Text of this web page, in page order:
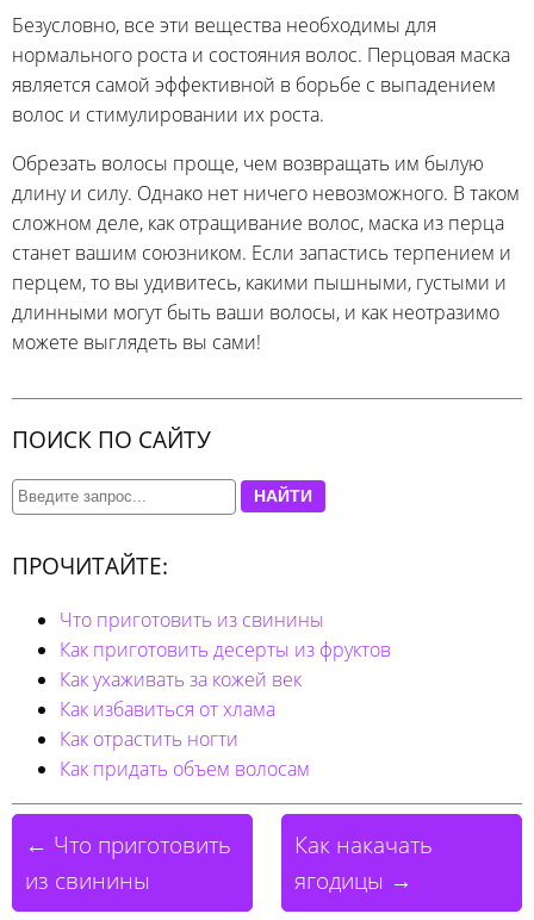
Безусловно, все эти вещества необходимы для
нормального роста и состояния волос. Перцовая маска
является самой эффективной в борьбе с выпадением
волос и стимулировании их роста.
Обрезать волосы проще, чем возвращать им былую
длину и силу. Однако нет ничего невозможного. В таком
сложном деле, как отращивание волос, маска из перца
станет вашим союзником. Если запастись терпением и
перцем, то вы удивитесь, какими пышными, густыми и
длинными могут быть ваши волосы, и как неотразимо
можете выглядеть вы сами!
ПОИСК ПО САЙТУ
НАЙТИ
ПРОЧИТАЙТЕ:
Что приготовить из свинины
Как приготовить десерты из фруктов
Как ухаживать за кожей век
Как избавиться от хлама
Как отрастить ногти
Как придать объем волосам
← Что приготовить
из свинины
Как накачать
ягодицы →